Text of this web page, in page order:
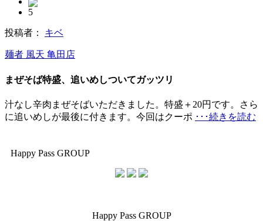
5
投稿者： キベ
麺者 風天 亀田店
まぜそば特盛、追いめしついてガッツリ
汁なし辛肉まぜそばいただきました。特盛＋20円です。さら
に追いめしが最後に付きます。今回はクーポ ･･･続きを読む
Happy Pass GROUP
Happy Pass GROUP